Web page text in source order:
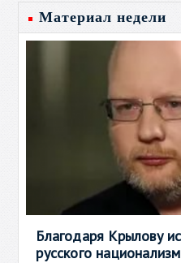
Материал недели
Благодаря Крылову
русского